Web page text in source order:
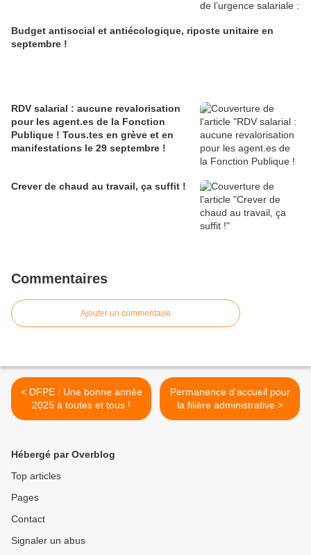
Budget antisocial et antiécologique, riposte unitaire en
septembre !
RDV salarial : aucune revalorisation
pour les agent.es de la Fonction
Publique ! Tous.tes en grève et en
manifestations le 29 septembre !
Crever de chaud au travail, ça suffit !
Commentaires
Ajouter un commentaire
< DFPE : Une bonne année
2025 à toutes et tous !
Permanence d'accueil pour
la filière administrative >
Hébergé par Overblog
Top articles
Pages
Contact
Signaler un abus